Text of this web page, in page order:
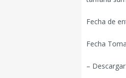
Fecha de
Fecha
–